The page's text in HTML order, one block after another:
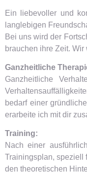
Ein liebevoller und
langlebigen
Bei uns wird der
brauchen ihre Zeit.
Ganzheitliche
Ganzheitliche
bedarf einer
erarbeite ich mit dir
Training:
Nach einer
Trainingsplan, speziell
den theoretischen